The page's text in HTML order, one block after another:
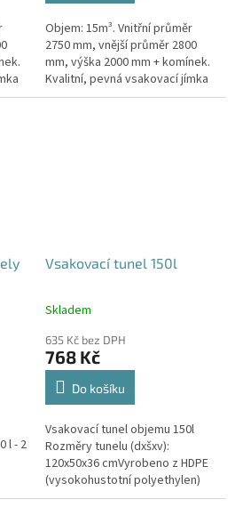
hvězdiček.
Objem: 15m³. Vnitřní průměr
2750 mm, vnější průměr 2800
mm, výška 2000 mm + komínek.
Kvalitní, pevná vsakovací jímka
(nádrž) bez potřeby
l - 2
Vsakovací tunel 150l
Průměrné
produktu
je
4,6
hvězdiček.
Skladem
635 Kč bez DPH
768 Kč
Do košíku
Vsakovací tunel objemu 150l
Rozměry tunelu (dxšxv):
120x50x36 cmVyrobeno z HDPE
(vysokohustotní polyethylen)
Nosnost bloků až 3,5t - možno